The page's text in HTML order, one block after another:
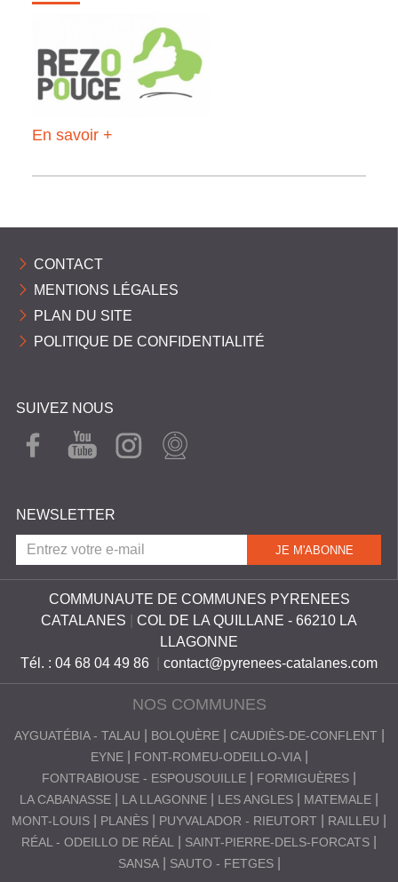
En savoir +
CONTACT
MENTIONS LÉGALES
PLAN DU SITE
POLITIQUE DE CONFIDENTIALITÉ
SUIVEZ NOUS
FAC
EBO
YOU
TUB
INST
AGR
WEB
CAM
NEWSLETTER
COMMUNAUTE DE COMMUNES PYRENEES
CATALANES
COL DE LA QUILLANE - 66210 LA
LLAGONNE
Tél. : 04 68 04 49 86
contact@pyrenees-catalanes.com
NOS COMMUNES
AYGUATÉBIA - TALAU BOLQUÈRE
CAUDIÈS-DE-CONFLENT
EYNE
FONT-ROMEU-ODEILLO-VIA
FONTRABIOUSE - ESPOUSOUILLE
FORMIGUÈRES
LA CABANASSE
LA LLAGONNE LES ANGLES
MATEMALE
MONT-LOUIS
PLANÈS PUYVALADOR - RIEUTORT
RAILLEU
RÉAL - ODEILLO DE RÉAL
SAINT-PIERRE-DELS-FORCATS
SANSA
SAUTO - FETGES